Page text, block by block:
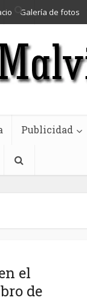
Galería de fotos
Publicidad
el
de